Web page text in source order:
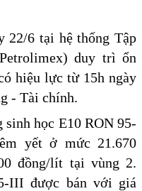
22/6 tại hệ thống Tập
duy trì ổn
hiệu lực từ 15h ngày
- Tài chính.
sinh học E10 RON 95-
yết ở mức 21.670
đồng/lít tại vùng 2.
III được bán với giá